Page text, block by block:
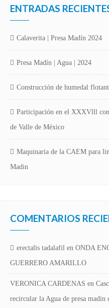
ENTRADAS
Calaverita | Presa Madín 2024
Presa Madín | Agua | 2024
Construcción de humedal
Participación en el XXXVlll
de Valle de México
Maquinaria de la CAEM para
Madin
COMENTARIOS
erectalis tadalafil en ONDA
GUERRERO AMARILLO
VERONICA CARDENAS en
recircular la Agua de presa madin